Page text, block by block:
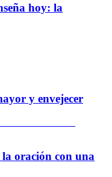
hoy: la
y envejecer
oración con una